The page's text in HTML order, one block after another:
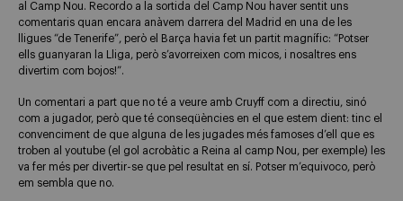
al Camp Nou. Recordo a la sortida del Camp Nou haver sentit uns
comentaris quan encara anàvem darrera del Madrid en una de les
lligues “de Tenerife”, però el Barça havia fet un partit magnífic: “Potser
ells guanyaran la Lliga, però s’avorreixen com micos, i nosaltres ens
divertim com bojos!”.
Un comentari a part que no té a veure amb Cruyff com a directiu, sinó
com a jugador, però que té conseqüències en el que estem dient: tinc el
convenciment de que alguna de les jugades més famoses d’ell que es
troben al youtube (el gol acrobàtic a Reina al camp Nou, per exemple) les
va fer més per divertir-se que pel resultat en sí. Potser m’equivoco, però
em sembla que no.